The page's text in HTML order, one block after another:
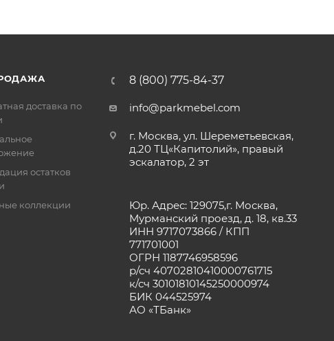
доставка по
остатков
коллекции
8 (800) 775-84-37
info@parkmebel.com
г. Москва, ул. Шереметьевская,
д.20 ТЦ«Капитолий», правый
эскалатор, 2 эт
Юр. Адрес: 129075,г. Москва,
Мурманский проезд, д. 18, кв.33
ИНН 9717073866 / КПП
771701001
ОГРН 1187746958596
р/сч 40702810410000761715
к/сч 30101810145250000974
БИК 044525974
АО «ТБанк»